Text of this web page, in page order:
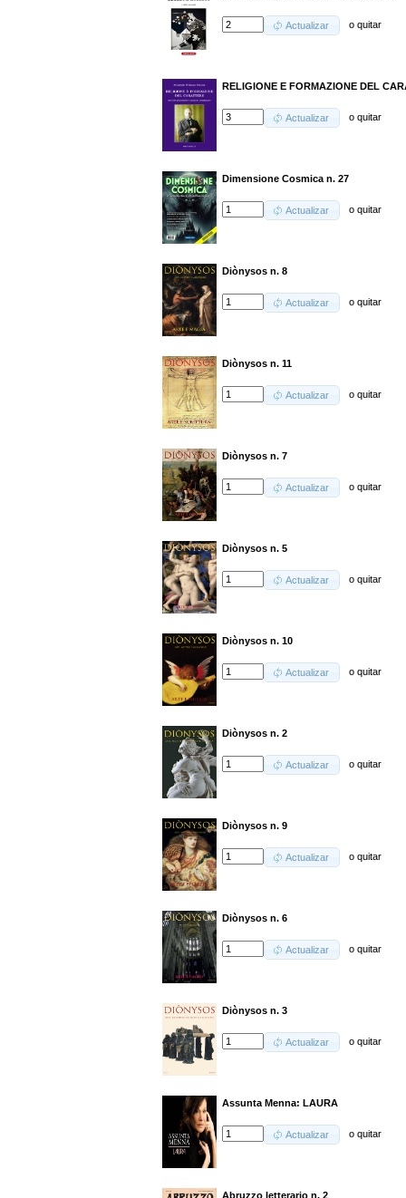
Actualizar oquitar
RELIGIONE E FORMAZIONE DEL
Actualizar oquitar
Dimensione Cosmica n. 27
Actualizar oquitar
Diònysos n. 8
Actualizar oquitar
Diònysos n. 11
Actualizar oquitar
Diònysos n. 7
Actualizar oquitar
Diònysos n. 5
Actualizar oquitar
Diònysos n. 10
Actualizar oquitar
Diònysos n. 2
Actualizar oquitar
Diònysos n. 9
Actualizar oquitar
Diònysos n. 6
Actualizar oquitar
Diònysos n. 3
Actualizar oquitar
Assunta Menna: LAURA
Actualizar oquitar
Abruzzo letterario n. 2